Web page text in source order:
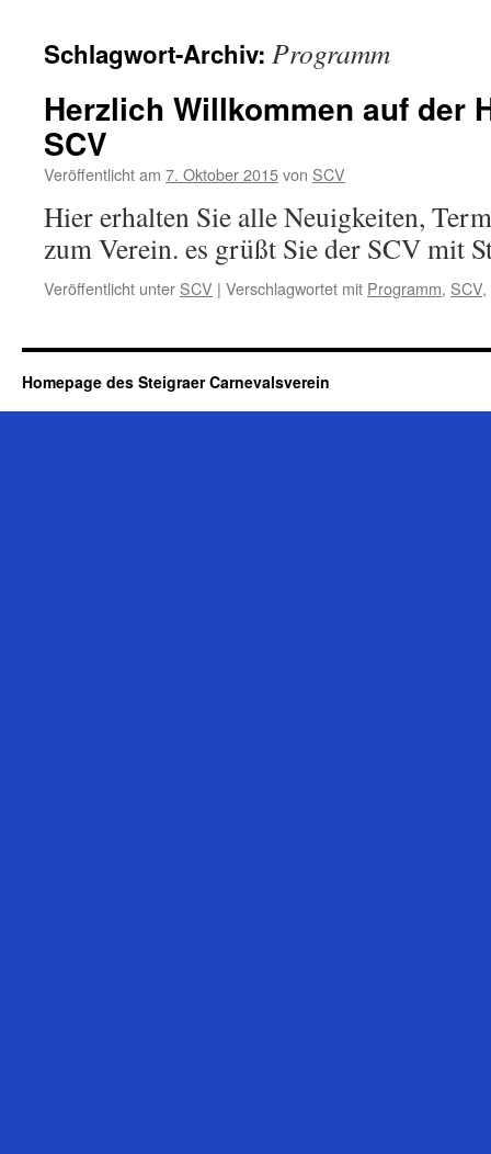
Schlagwort-Archiv: Programm
Herzlich Willkommen auf der
SCV
Veröffentlicht am 7. Oktober 2015von SCV
Hier erhalten Sie alle Neuigkeiten,
zum Verein. es grüßt Sie der SCV mit
Veröffentlicht unter SCV | Verschlagwortet mit Programm, SCV,
Homepage des Steigraer Carnevalsverein